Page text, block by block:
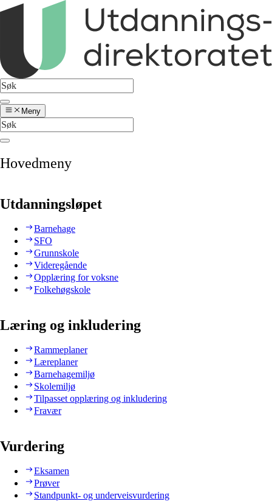
Meny
Hovedmeny
Utdanningsløpet
Barnehage
SFO
Grunnskole
Videregående
Opplæring for voksne
Folkehøgskole
Læring og inkludering
Rammeplaner
Læreplaner
Barnehagemiljø
Skolemiljø
Tilpasset opplæring og inkludering
Fravær
Vurdering
Eksamen
Prøver
Standpunkt- og underveisvurdering